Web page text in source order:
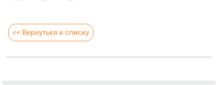
<< Вернуться к списку